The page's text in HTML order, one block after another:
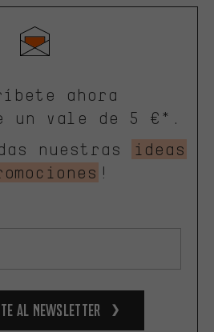
ahora
un vale de 5 €*.
nuestras
ideas
!
al newsletter